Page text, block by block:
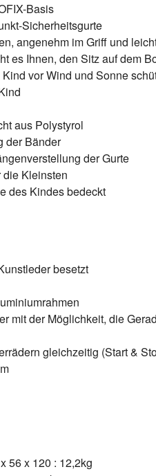
Basis
Sicherheitsgurte
angenehm im Griff und
es Ihnen, den Sitz auf dem
vor Wind und Sonne
aus Polystyrol
der Bänder
der Gurte
Kleinsten
des Kindes bedeckt
besetzt
mit der Möglichkeit, die
gleichzeitig (Start &
56 x 120 : 12,2kg